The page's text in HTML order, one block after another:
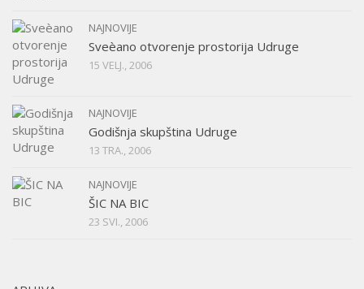
NAJNOVIJE
Sveèano otvorenje prostorija Udruge
15 VELJ., 2006
NAJNOVIJE
Godišnja skupština Udruge
13 TRA., 2006
NAJNOVIJE
ŠIC NA BIC
23 SVI., 2006